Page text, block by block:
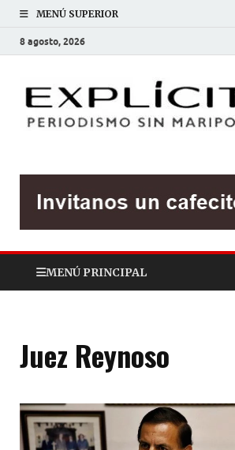
MENÚ SUPERIOR
8 agosto, 2026
MENÚ PRINCIPAL
Juez Reynoso